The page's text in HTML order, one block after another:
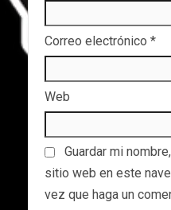
Correo electrónico *
Web
Guardar mi
sitio web en este
vez que haga un